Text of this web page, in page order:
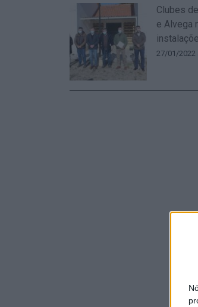
Clubes
e Alvega
27/01/2022